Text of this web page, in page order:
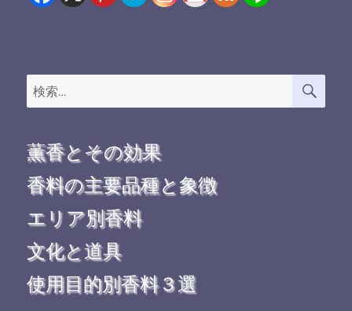
検
索:
検
薫香とその効果
香料の主要品種と象徴
エリア別香料
文化と道具
使用目的別香料３選